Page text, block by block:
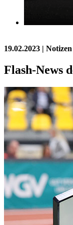
19.02.2023 | Notizen
Flash-News